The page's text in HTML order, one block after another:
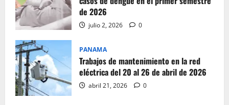
de 2026
julio 2, 2026 0
PANAMA
Trabajos de mantenimiento en la red
eléctrica del 20 al 26 de abril de 2026
abril 21, 2026 0